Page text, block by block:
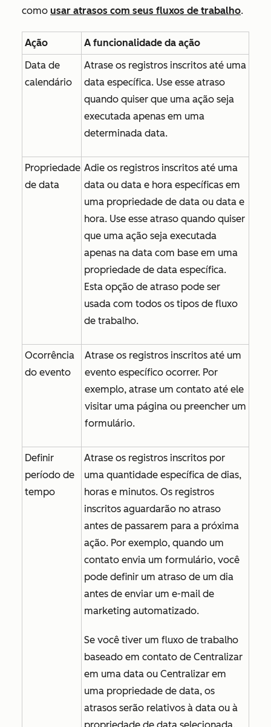
como usar atrasos com seus fluxos de trabalho.
Ação
A funcionalidade da ação
Data de
calendário
Atrase os registros inscritos até uma
data específica. Use esse atraso
quando quiser que uma ação seja
executada apenas em uma
determinada data.
Propriedade
de data
Adie os registros inscritos até uma
data ou data e hora específicas em
uma propriedade de data ou data e
hora. Use esse atraso quando quiser
que uma ação seja executada
apenas na data com base em uma
propriedade de data específica.
Esta opção de atraso pode ser
usada com todos os tipos de fluxo
de trabalho.
Ocorrência
do evento
Atrase os registros inscritos até um
evento específico ocorrer. Por
exemplo, atrase um contato até ele
visitar uma página ou preencher um
formulário.
Definir
período de
tempo
Atrase os registros inscritos por
uma quantidade específica de dias,
horas e minutos. Os registros
inscritos aguardarão no atraso
antes de passarem para a próxima
ação. Por exemplo, quando um
contato envia um formulário, você
pode definir um atraso de um dia
antes de enviar um e-mail de
marketing automatizado.
Se você tiver um fluxo de trabalho
baseado em contato de Centralizar
em uma data ou Centralizar em
uma propriedade de data, os
atrasos serão relativos à data ou à